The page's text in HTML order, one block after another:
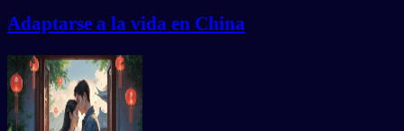
Adaptarse a la vida en China